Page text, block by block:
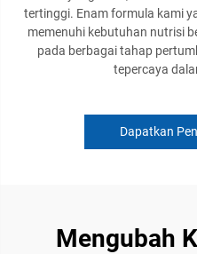
tertinggi. Enam formula kami
memenuhi kebutuhan nutrisi
pada berbagai tahap
tepercaya
Dapatkan
Mengubah